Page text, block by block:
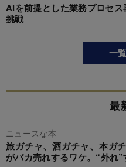
AIを前提とした業務プロセ
挑戦
一
最
ニュースな本
旅ガチャ、酒ガチャ、本ガ
がバカ売れするワケ。“外れ